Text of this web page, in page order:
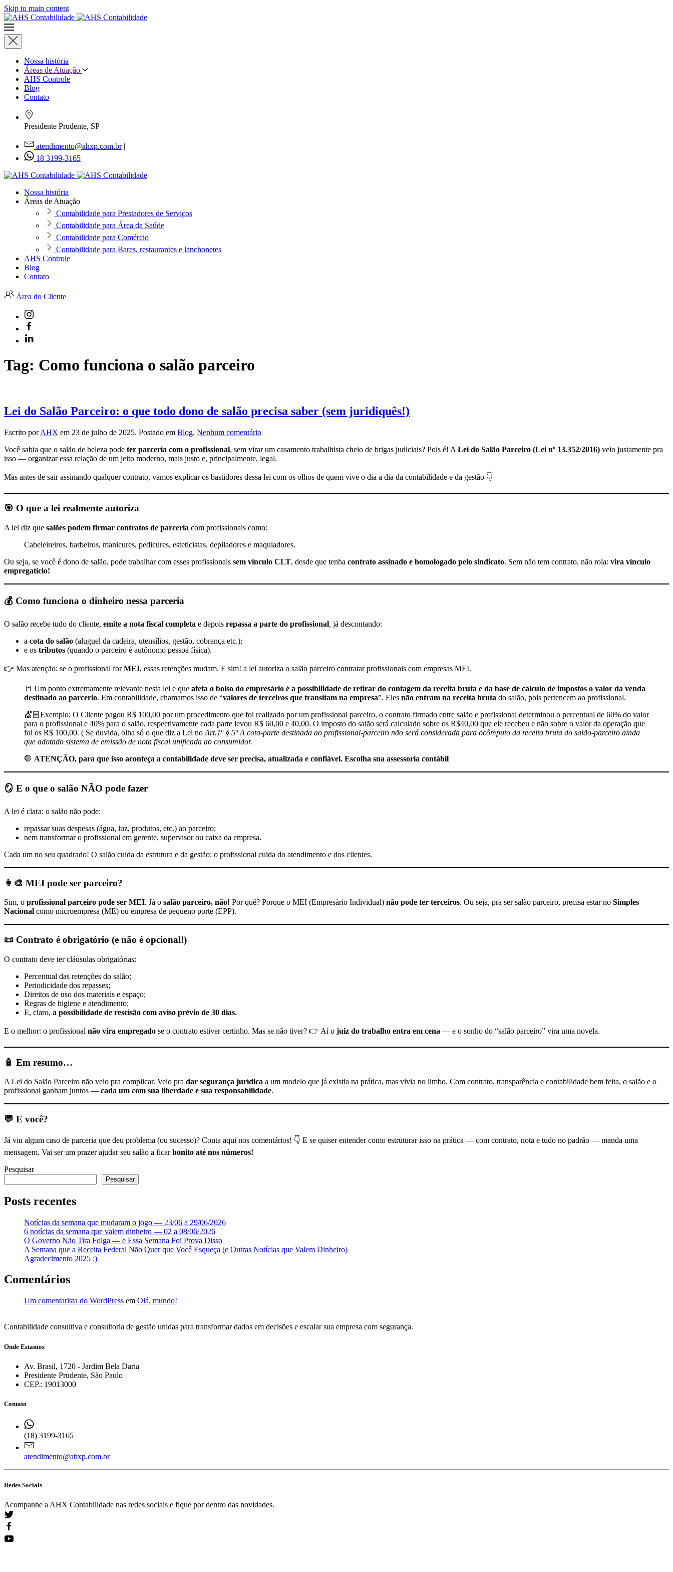
Skip to main content
Nossa história
Áreas de Atuação
AHS Controle
Blog
Contato
Presidente Prudente, SP
atendimento@ahxp.com.br|
18 3199-3165
Nossa história
Áreas de Atuação
Contabilidade para Prestadores de Serviços
Contabilidade para Área da Saúde
Contabilidade para Comércio
Contabilidade para Bares, restaurantes e lanchonetes
AHS Controle
Blog
Contato
Área do Cliente
Tag: Como funciona o salão parceiro
Lei do Salão Parceiro: o que todo dono de salão precisa saber (sem juridiquês!)
Escrito porAHX em 23 de julho de 2025. Postado em Blog. Nenhum comentárioem
do
Salão
o
todo
precisa
saber
(sem
juridiquês!)
Você sabia que o salão de beleza pode ter parceria com o profissional, sem virar um casamento trabalhista cheio de brigas judiciais? Pois é! A Lei do Salão Parceiro (Lei nº 13.352/2016) veio justamente pra
isso — organizar essa relação de um jeito moderno, mais justo e, principalmente, legal.
Mas antes de sair assinando qualquer contrato, vamos explicar os bastidores dessa lei com os olhos de quem vive o dia a dia da contabilidade e da gestão 👇
🎯 O que a lei realmente autoriza
A lei diz que salões podem firmar contratos de parceria com profissionais como:
Cabeleireiros, barbeiros, manicures, pedicures, esteticistas, depiladores e maquiadores.
Ou seja, se você é dono de salão, pode trabalhar com esses profissionais sem vínculo CLT, desde que tenha contrato assinado e homologado pelo sindicato. Sem não tem contrato, não rola: vira vínculo
empregatício!
💰 Como funciona o dinheiro nessa parceria
O salão recebe tudo do cliente, emite a nota fiscal completa e depois repassa a parte do profissional, já descontando:
a cota do salão (aluguel da cadeira, utensílios, gestão, cobrança etc.);
e os tributos (quando o parceiro é autônomo pessoa física).
👉 Mas atenção: se o profissional forMEI, essas retenções mudam. E sim! a lei autoriza o salão parceiro contratar profissionais com empresas MEI.
📒 Um ponto extremamente relevante nesta lei e que afeta o bolso do empresário é a possibilidade de retirar do contagem da receita bruta e da base de calculo de impostos o valor da venda
destinado ao parcerio. Em contabilidade, chamamos isso de “valores de terceiros que transitam na empresa”. Eles não entram na receita bruta do salão, pois pertencem ao profissional.
💇🏻Exemplo: O Cliente pagou R$ 100,00 por um procedimento que foi realizado por um profissional parceiro, o contrato firmado entre salão e profissional determinou o percentual de 60% do valor
para o profissional e 40% para o salão, respectivamente cada parte levou R$ 60,00 e 40,00. O imposto do salão será calculado sobre os R$40,00 que ele recebeu e não sobre o valor da operação que
foi os R$ 100,00. ( Se duvida, olha só o que diz a Lei no Art.1º § 5º A cota-parte destinada ao profissional-parceiro não será considerada para ocômputo da receita bruta do salão-parceiro ainda
que adotado sistema de emissão de nota fiscal unificada ao consumidor.
🛑 ATENÇÃO, para que isso aconteça a contabilidade deve ser precisa, atualizada e confiável. Escolha sua assessoria contábil
🪞 E o que o salão NÃO pode fazer
A lei é clara: o salão não pode:
repassar suas despesas (água, luz, produtos, etc.) ao parceiro;
nem transformar o profissional em gerente, supervisor ou caixa da empresa.
Cada um no seu quadrado! O salão cuida da estrutura e da gestão; o profissional cuida do atendimento e dos clientes.
👩🎨 MEI pode ser parceiro?
Sim, o profissional parceiro pode ser MEI. Já o salão parceiro, não! Por quê? Porque o MEI (Empresário Individual) não pode ter terceiros. Ou seja, pra ser salão parceiro, precisa estar no Simples
Nacional como microempresa (ME) ou empresa de pequeno porte (EPP).
📜 Contrato é obrigatório (e não é opcional!)
O contrato deve ter cláusulas obrigatórias:
Percentual das retenções do salão;
Periodicidade dos repasses;
Direitos de uso dos materiais e espaço;
Regras de higiene e atendimento;
E, claro, a possibilidade de rescisão com aviso prévio de 30 dias.
E o melhor: o profissional não vira empregado se o contrato estiver certinho. Mas se não tiver? 👉 Aí o juiz do trabalho entra em cena — e o sonho do “salão parceiro” vira uma novela.
🧴 Em resumo…
A Lei do Salão Parceiro não veio pra complicar. Veio pra dar segurança jurídica a um modelo que já existia na prática, mas vivia no limbo. Com contrato, transparência e contabilidade bem feita, o salão e o
profissional ganham juntos — cada um com sua liberdade e sua responsabilidade.
💬 E você?
Já viu algum caso de parceria que deu problema (ou sucesso)? Conta aqui nos comentários! 👇 E se quiser entender como estruturar isso na prática — com contrato, nota e tudo no padrão — manda uma
mensagem. Vai ser um prazer ajudar seu salão a ficarbonito até nos números!
Pesquisar
Pesquisar
Posts recentes
Notícias da semana que mudaram o jogo — 23/06 a 29/06/2026
6 notícias da semana que valem dinheiro — 02 a 08/06/2026
O Governo Não Tira Folga — e Essa Semana Foi Prova Disso
A Semana que a Receita Federal Não Quer que Você Esqueça (e Outras Notícias que Valem Dinheiro)
Agradecimento 2025 :)
Comentários
Um comentarista do WordPress em Olá, mundo!
Contabilidade consultiva e consultoria de gestão unidas para transformar dados em decisões e escalar sua empresa com segurança.
Onde Estamos
Av. Brasil, 1720 - Jardim Bela Daria
Presidente Prudente, São Paulo
CEP.: 19013000
Contato
(18) 3199-3165
atendimento@ahxp.com.br
Redes Sociais
Acompanhe a AHX Contabilidade nas redes sociais e fique por dentro das novidades.